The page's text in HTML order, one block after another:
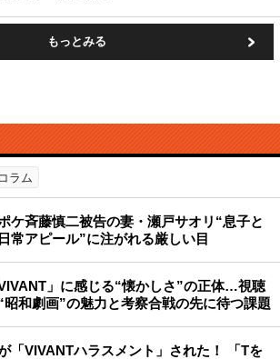
もっとみる
コラム
ケ斉藤慎二被告の妻・瀬戸サオリ“息子と
常アピール”に注がれる厳しい目
」に感じる“懐かしさ”の正体…視聴
昭和劇画”の魅力と考察合戦の先に待つ課題
「VIVANTハラスメント」された！ 「Tを